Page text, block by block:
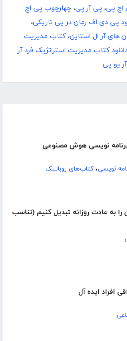
نویسی هوش مصنوعی
نویسی، کتاب‌های روباتیک
به عادت روزانه تبدیل کنیم (تناسب
اچ پی، پی آر پی، چهارچوب پی اچ
پی دی اف رمان در پی تاریکی،
های آر ال استاین،کتاب مدیریت
کتاب مدیریت استراتژیک فرد آر
آر یو پی